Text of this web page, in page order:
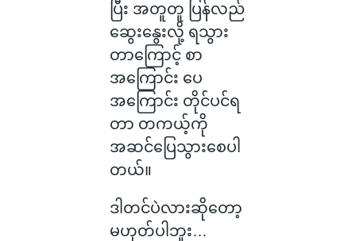
ပြီး အတူတူ ပြန်လည်
ဆွေးနွေးလို့ ရသွား
တာကြောင့် စာ
အကြောင်း ပေ
အကြောင်း တိုင်ပင်ရ
တာ တကယ့်ကို
အဆင်ပြေသွားစေပါ
တယ်။
ဒါတင်ပဲလားဆိုတော့
မဟုတ်ပါဘူး…